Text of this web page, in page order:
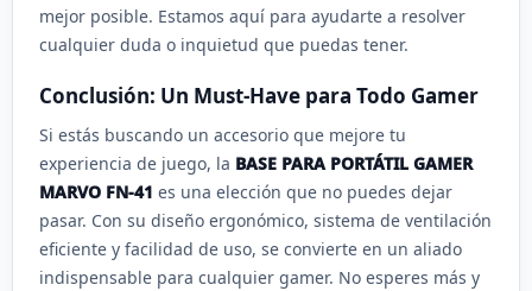
mejor posible. Estamos aquí para ayudarte a resolver
cualquier duda o inquietud que puedas tener.
Conclusión: Un Must-Have para Todo Gamer
Si estás buscando un accesorio que mejore tu
experiencia de juego, la BASE PARA PORTÁTIL GAMER
MARVO FN-41 es una elección que no puedes dejar
pasar. Con su diseño ergonómico, sistema de ventilación
eficiente y facilidad de uso, se convierte en un aliado
indispensable para cualquier gamer. No esperes más y